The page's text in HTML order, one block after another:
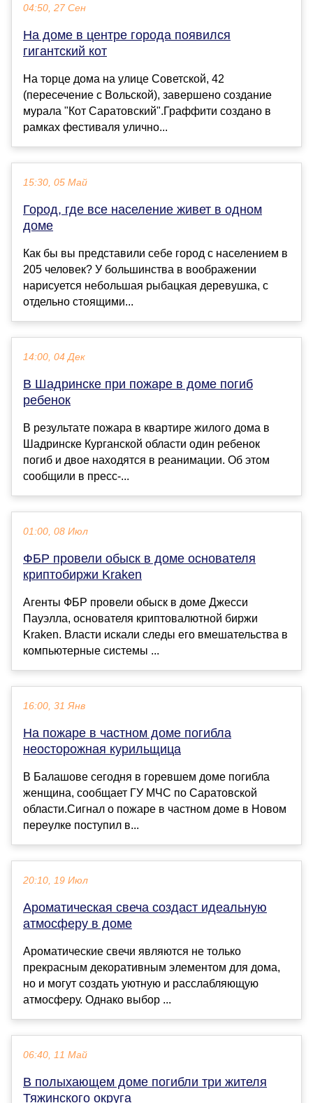
04:50, 27 Сен
На доме в центре города появился
гигантский кот
На торце дома на улице Советской, 42
(пересечение с Вольской), завершено создание
мурала "Кот Саратовский".Граффити создано в
рамках фестиваля улично...
15:30, 05 Май
Город, где все население живет в одном
доме
Как бы вы представили себе город с населением в
205 человек? У большинства в воображении
нарисуется небольшая рыбацкая деревушка, с
отдельно стоящими...
14:00, 04 Дек
В Шадринске при пожаре в доме погиб
ребенок
В результате пожара в квартире жилого дома в
Шадринске Курганской области один ребенок
погиб и двое находятся в реанимации. Об этом
сообщили в пресс-...
01:00, 08 Июл
ФБР провели обыск в доме основателя
криптобиржи Kraken
Агенты ФБР провели обыск в доме Джесси
Пауэлла, основателя криптовалютной биржи
Kraken. Власти искали следы его вмешательства в
компьютерные системы ...
16:00, 31 Янв
На пожаре в частном доме погибла
неосторожная курильщица
В Балашове сегодня в горевшем доме погибла
женщина, сообщает ГУ МЧС по Саратовской
области.Сигнал о пожаре в частном доме в Новом
переулке поступил в...
20:10, 19 Июл
Ароматическая свеча создаст идеальную
атмосферу в доме
Ароматические свечи являются не только
прекрасным декоративным элементом для дома,
но и могут создать уютную и расслабляющую
атмосферу. Однако выбор ...
06:40, 11 Май
В полыхающем доме погибли три жителя
Тяжинского округа